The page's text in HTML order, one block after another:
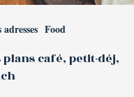
Food
plans café, petit-déj,